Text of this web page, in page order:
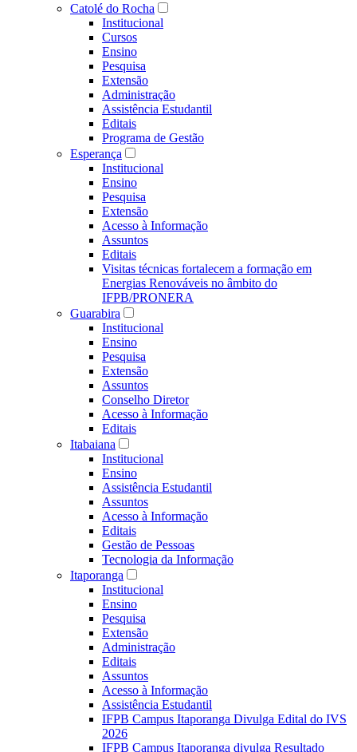
Catolé do Rocha
Institucional
Cursos
Ensino
Pesquisa
Extensão
Administração
Assistência Estudantil
Editais
Programa de Gestão
Esperança
Institucional
Ensino
Pesquisa
Extensão
Acesso à Informação
Assuntos
Editais
Visitas técnicas fortalecem a formação em
Energias Renováveis no âmbito do
IFPB/PRONERA
Guarabira
Institucional
Ensino
Pesquisa
Extensão
Assuntos
Conselho Diretor
Acesso à Informação
Editais
Itabaiana
Institucional
Ensino
Assistência Estudantil
Assuntos
Acesso à Informação
Editais
Gestão de Pessoas
Tecnologia da Informação
Itaporanga
Institucional
Ensino
Pesquisa
Extensão
Administração
Editais
Assuntos
Acesso à Informação
Assistência Estudantil
IFPB Campus Itaporanga Divulga Edital do IVS
2026
IFPB Campus Itaporanga divulga Resultado